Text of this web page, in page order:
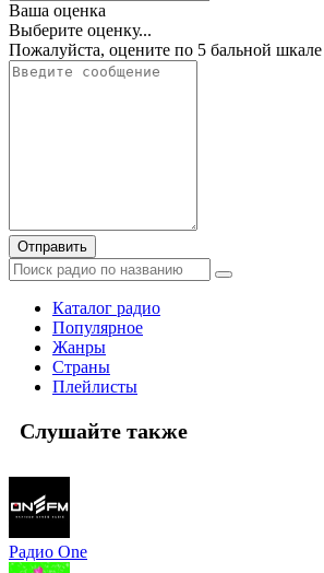
Ваша оценка
Выберите оценку...
Пожалуйста, оцените по 5 бальной шкале
Отправить
Каталог радио
Популярное
Жанры
Страны
Плейлисты
Слушайте также
Радио One